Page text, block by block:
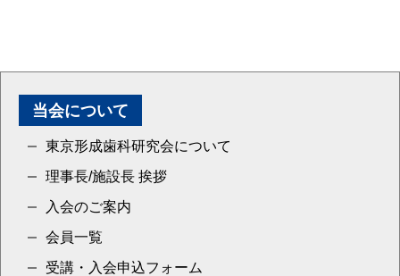
当会について
東京形成歯科研究会について
理事長/施設長 挨拶
入会のご案内
会員一覧
受講・入会申込フォーム